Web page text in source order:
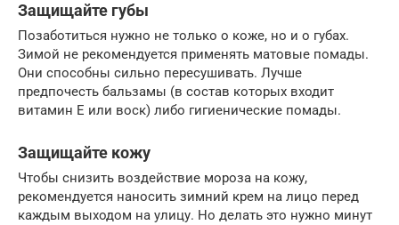
Защищайте губы
Позаботиться нужно не только о коже, но и о губах.
Зимой не рекомендуется применять матовые помады.
Они способны сильно пересушивать. Лучше
предпочесть бальзамы (в состав которых входит
витамин Е или воск) либо гигиенические помады.
Защищайте кожу
Чтобы снизить воздействие мороза на кожу,
рекомендуется наносить зимний крем на лицо перед
каждым выходом на улицу. Но делать это нужно минут